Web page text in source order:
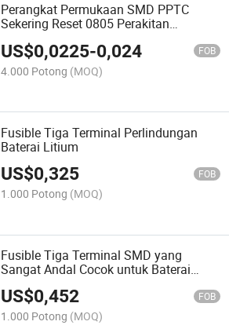
Perangkat Permukaan SMD PPTC
Sekering Reset 0805 Perakitan
US$0,0225-0,024 FOB
4.000 Potong (MOQ)
Fusible Tiga Terminal Perlindungan
Baterai Litium
US$0,325 FOB
1.000 Potong (MOQ)
Fusible Tiga Terminal SMD yang
Sangat Andal Cocok untuk Baterai
Lithium Otomotif Wsfc
US$0,452 FOB
1.000 Potong (MOQ)